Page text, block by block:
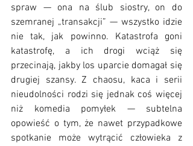
spraw — ona na ślub siostry, on do
szemranej „transakcji” — wszystko idzie
nie tak, jak powinno. Katastrofa goni
katastrofę, a ich drogi wciąż się
przecinają, jakby los uparcie domagał się
drugiej szansy. Z chaosu, kaca i serii
nieudolności rodzi się jednak coś więcej
niż komedia pomyłek — subtelna
opowieść o tym, że nawet przypadkowe
spotkanie może wytrącić człowieka z